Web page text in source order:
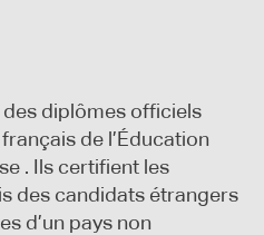
des diplômes officiels
de l’Éducation
. Ils certifient les
des candidats étrangers
d’un pays non